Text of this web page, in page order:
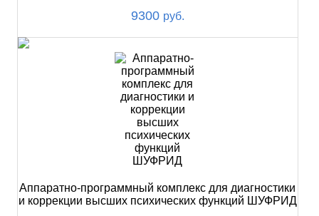
9300 руб.
Аппаратно-программный комплекс для диагностики
и коррекции высших психических функций ШУФРИД